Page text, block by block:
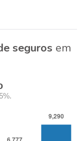
seguros em